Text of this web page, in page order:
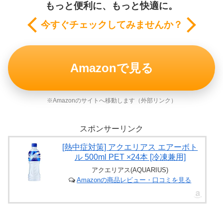
もっと便利に、もっと快適に。
今すぐチェックしてみませんか？
Amazonで見る
※Amazonのサイトへ移動します（外部リンク）
スポンサーリンク
[熱中症対策] アクエリアス エアーボト
ル 500ml PET ×24本 [冷凍兼用]
アクエリアス(AQUARIUS)
Amazonの商品レビュー・口コミを見る